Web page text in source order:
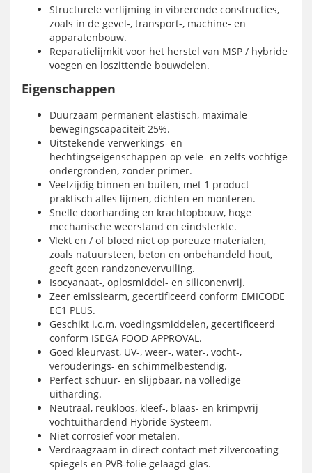
Structurele verlijming in vibrerende constructies,
zoals in de gevel-, transport-, machine- en
apparatenbouw.
Reparatielijmkit voor het herstel van MSP / hybride
voegen en loszittende bouwdelen.
Eigenschappen
Duurzaam permanent elastisch, maximale
bewegingscapaciteit 25%.
Uitstekende verwerkings- en
hechtingseigenschappen op vele- en zelfs vochtige
ondergronden, zonder primer.
Veelzijdig binnen en buiten, met 1 product
praktisch alles lijmen, dichten en monteren.
Snelle doorharding en krachtopbouw, hoge
mechanische weerstand en eindsterkte.
Vlekt en / of bloed niet op poreuze materialen,
zoals natuursteen, beton en onbehandeld hout,
geeft geen randzonevervuiling.
Isocyanaat-, oplosmiddel- en siliconenvrij.
Zeer emissiearm, gecertificeerd conform EMICODE
EC1 PLUS.
Geschikt i.c.m. voedingsmiddelen, gecertificeerd
conform ISEGA FOOD APPROVAL.
Goed kleurvast, UV-, weer-, water-, vocht-,
verouderings- en schimmelbestendig.
Perfect schuur- en slijpbaar, na volledige
uitharding.
Neutraal, reukloos, kleef-, blaas- en krimpvrij
vochtuithardend Hybride Systeem.
Niet corrosief voor metalen.
Verdraagzaam in direct contact met zilvercoating
spiegels en PVB-folie gelaagd-glas.